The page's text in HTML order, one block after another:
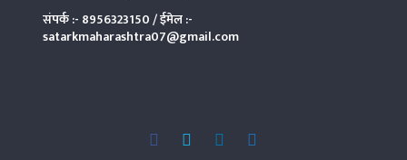
संपर्क :- 8956323150/ ईमेल :-
satarkmaharashtra07@gmail.com